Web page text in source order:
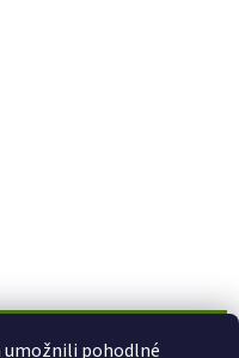
umožnili pohodlné